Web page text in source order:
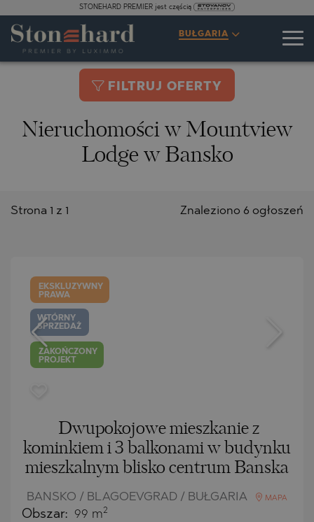
STONEHARD PREMIER jest częścią
BUŁGARIA
FILTRUJ OFERTY
Nieruchomości w Mountview
Lodge w Bansko
Znaleziono 6 ogłoszeń
Strona 1 z 1
EKSKLUZYWNY
PRAWA
WTÓRNY
SPRZEDAŻ
ZAKOŃCZONY
PROJEKT
Dwupokojowe mieszkanie z
kominkiem i 3 balkonami w budynku
mieszkalnym blisko centrum Banska
BANSKO / BLAGOEVGRAD / BUŁGARIA MAPA
Obszar: 99 m2